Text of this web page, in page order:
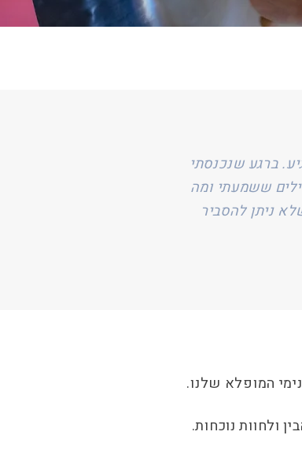
ברגע שנכנסתי
ששמעתי ומה
ניתן להסביר
המופלא שלנו.
ולחוות נוכחות.